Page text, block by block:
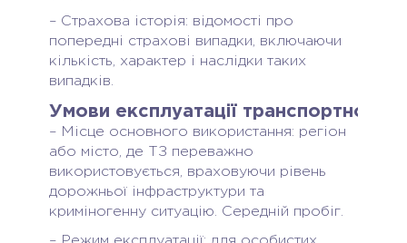
– Страхова історія: відомості про
попередні страхові випадки, включаючи
кількість, характер і наслідки таких
випадків.
Умови експлуатації транспортного
– Місце основного використання: регіон
або місто, де ТЗ переважно
використовується, враховуючи рівень
дорожньої інфраструктури та
криміногенну ситуацію. Середній пробіг.